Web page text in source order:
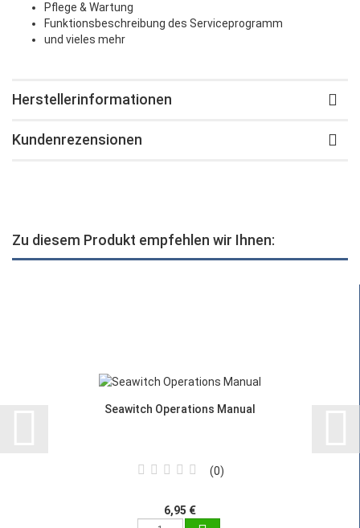
Pflege & Wartung
Funktionsbeschreibung des Serviceprogramm
und vieles mehr
Herstellerinformationen
Kundenrezensionen
Zu diesem Produkt empfehlen wir Ihnen:
Seawitch Operations Manual
0
6,95 €